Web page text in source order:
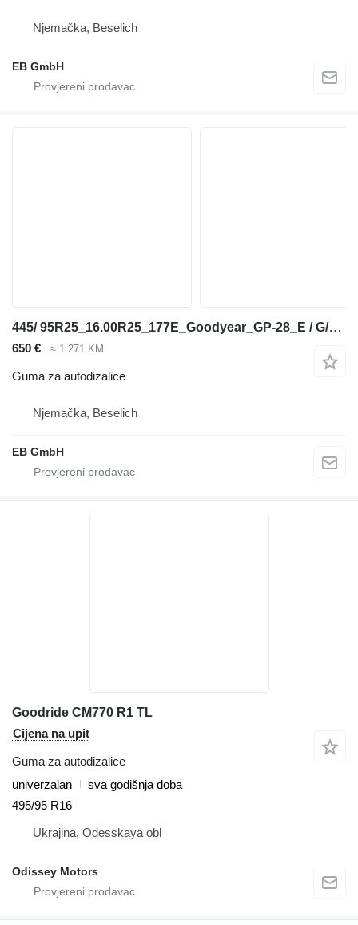
Njemačka, Beselich
EB GmbH
445/ 95R25_16.00R25_177E_Goodyear_GP-28_E / G/L3 TL_Kranreifen
650 € ≈ 1.271 KM
Guma za autodizalice
Njemačka, Beselich
EB GmbH
Goodride CM770 R1 TL
Cijena na upit
Guma za autodizalice
univerzalan
sva godišnja doba
495/95 R16
Ukrajina, Odesskaya obl
Odissey Motors